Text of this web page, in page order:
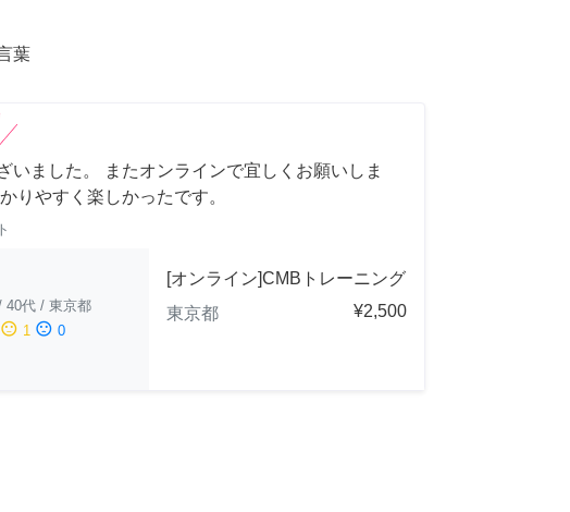
葉
いました。 またオンラインで宜しくお願いしま
りやすく楽しかったです。
40代 / 東京都
sentiment_neutral 1 sentiment_dissatisfied 0
[オンライン]CMBトレーニング
東京都
¥2,500